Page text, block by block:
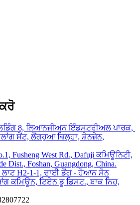
8, ਲਿਆਨਜੀਅਨ ਇੰਡਸਟਰੀਅਲ ਪਾਰਕ,
ਸੇਂਟ, ਲੋਂਗਹੁਆ ਜ਼ਿਲ੍ਹਾ, ਸ਼ੇਨਜ਼ੇਨ,
Fusheng West Rd., Dafuji ਕਮਿਊਨਿਟੀ,
Dist., Foshan, Guangdong, China.
ਲਾਟ H2-1-1, ਦਾਈ ਡੋਂਗ - ਹੋਆਨ ਸੋਨ
ਟਿਏਨ ਡੂ ਡਿਸਟ., ਬਾਕ ਨਿਹ,